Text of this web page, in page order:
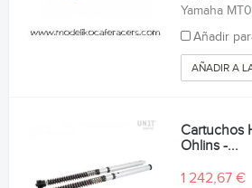
Yamaha
Añadir
AÑADIR A
Cartuchos
Ohlins -...
1 242,67 €